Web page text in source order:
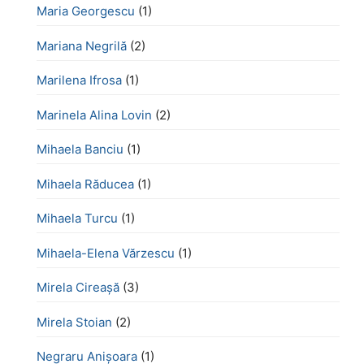
Maria Georgescu (1)
Mariana Negrilă (2)
Marilena Ifrosa (1)
Marinela Alina Lovin (2)
Mihaela Banciu (1)
Mihaela Răducea (1)
Mihaela Turcu (1)
Mihaela-Elena Vărzescu (1)
Mirela Cireașă (3)
Mirela Stoian (2)
Negraru Anișoara (1)